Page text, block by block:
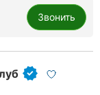
Звонить